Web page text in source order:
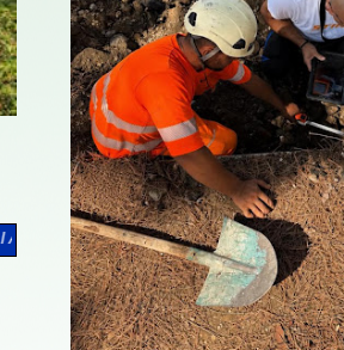
CIP E REGIONE ABRUZZO PER